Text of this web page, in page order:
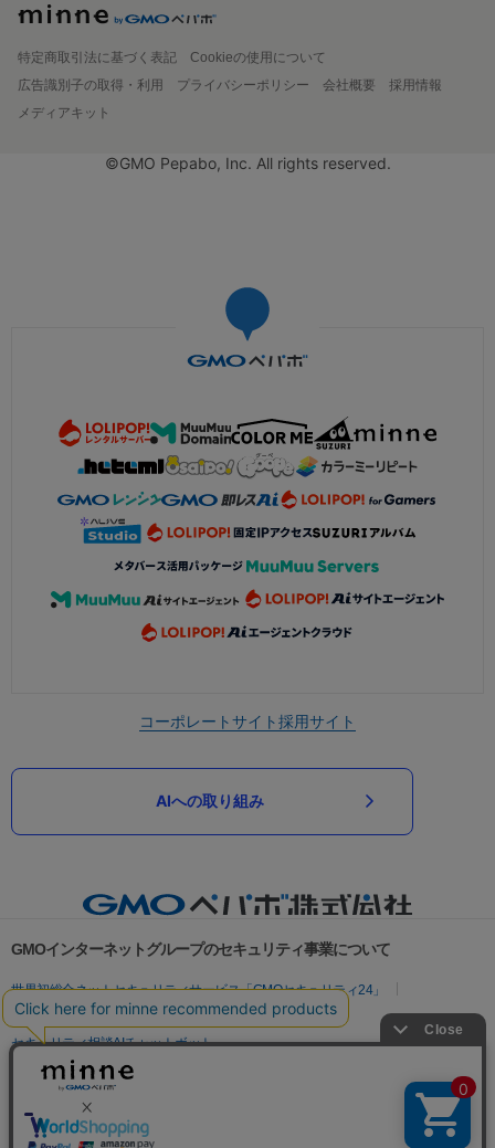
特定商取引法に基づく表記
Cookieの使用について
広告識別子の取得・利用
プライバシーポリシー 会社概要
採用情報
メディアキット
©GMO Pepabo, Inc. All rights reserved.
コーポレートサイト採用サイト
AIへの取り組み
GMOインターネットグループのセキュリティ事業について
世界初総合ネットセキュリティサービス「GMOセキュリティ24」
パスワード漏洩診断
Webサイトリスク診断
セキュリティ相談AIチャットボット
実在証明・盗聴対策
サイバー攻撃対策（GMO Flatt Security）